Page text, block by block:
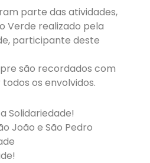
parte das atividades,
Verde realizado pela
participante deste
são recordados com
os envolvidos.
Solidariedade!
João e São Pedro